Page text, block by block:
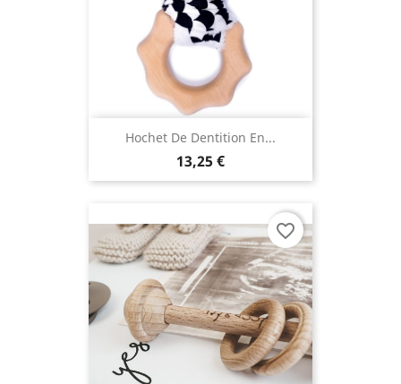
Hochet De Dentition En...
13,25 €
favorite_border